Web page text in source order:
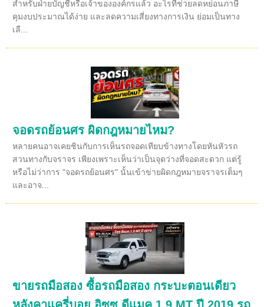
สำหรับฝ่ายบัญชีหรือเจ้าขององค์กรแล้ว อะไรที่ช่วยลดหย่อนภาษี
คุมงบประมาณได้ง่าย และลดความเสี่ยงทางการเงิน ย่อมเป็นทาง
เลื...
จอดรถย้อนศร ผิดกฎหมายไหม?
หลายคนอาจเคยชินกับการเห็นรถจอดเทียบข้างทางโดยหันหัวรถ
สวนทางกับจราจร เพียงเพราะเห็นว่าเป็นจุดว่างที่จอดสะดวก แต่รู้
หรือไม่ว่าการ "จอดรถย้อนศร" นั้นเข้าข่ายผิดกฎหมายจราจรเต็มๆ
และอาจ...
ขายรถมือสอง ซื้อรถมือสอง กระบะตอนเดียว